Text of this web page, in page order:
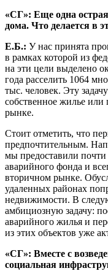
«СГ»: Еще одна
дома. Что делается в
Е.Б.: У нас принята
в рамках которой из
на эти цели выделено
года расселить 1064
тыс. человек. Эту
собственное жилье
рынке.
Стоит отметить, что
предпочтительным.
мы предоставили
аварийного фонда и
вторичном рынке.
удаленных районах
недвижимости. В
амбициозную задачу:
аварийного жилья и
из этих объектов уже
«СГ»: Вместе с
социальная